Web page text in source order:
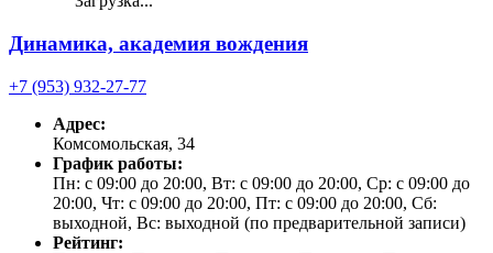
Динамика, академия вождения
+7 (953) 932-27-77
Адрес:
Комсомольская, 34
График работы:
Пн: с 09:00 до 20:00, Вт: с 09:00 до 20:00, Ср: с 09:00 до
20:00, Чт: с 09:00 до 20:00, Пт: с 09:00 до 20:00, Сб:
выходной, Вс: выходной (по предварительной записи)
Рейтинг: